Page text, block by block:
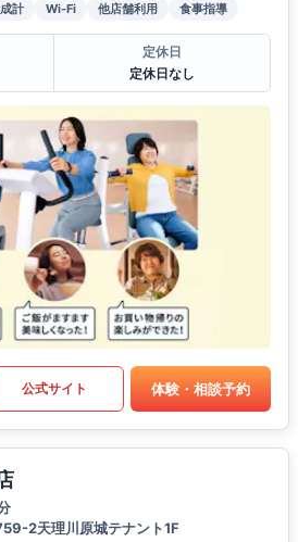
計 Wi-Fi 他店舗利用 食事指導
定休日
定休日なし
公式サイト 体験・相談予約
2天理川原城テナント1F